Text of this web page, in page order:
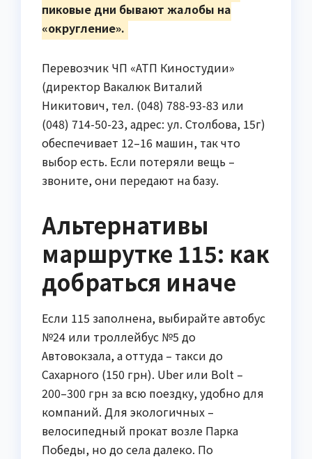
пиковые дни бывают жалобы на
«округление».
Перевозчик ЧП «АТП Киностудии»
(директор Вакалюк Виталий
Никитович, тел. (048) 788-93-83 или
(048) 714-50-23, адрес: ул. Столбова, 15г)
обеспечивает 12–16 машин, так что
выбор есть. Если потеряли вещь –
звоните, они передают на базу.
Альтернативы
маршрутке 115: как
добраться иначе
Если 115 заполнена, выбирайте автобус
№24 или троллейбус №5 до
Автовокзала, а оттуда – такси до
Сахарного (150 грн). Uber или Bolt –
200–300 грн за всю поездку, удобно для
компаний. Для экологичных –
велосипедный прокат возле Парка
Победы, но до села далеко. По